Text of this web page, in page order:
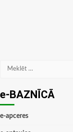
Meklēt:
e-BAZNĪCĀ
e-apceres